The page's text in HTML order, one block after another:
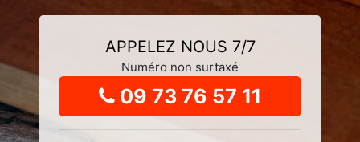
APPELEZ NOUS 7/7
Numéro non surtaxé
09 73 76 57 11